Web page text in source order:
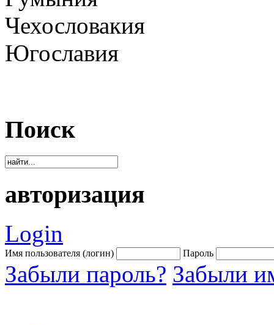
Чехословакия
Югославия
Поиск
авторизация
Login
Имя пользователя (логин) Пароль
Забыли пароль? Забыли